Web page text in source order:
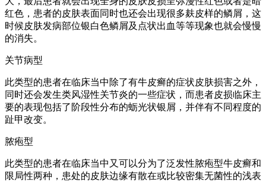
红色，患者的皮肤表面同时也还会出现很多麸皮样的鳞屑，这
时候皮肤发病部位银白色鳞屑及点状出血等等现象也就会慢慢
的消失。
关节病型
此类型的患者在临床当中除了有牛皮癣的症状皮肤损害之外，
同时还会发生类风湿性关节炎的一些症状，而患者皮损临床主
要的表现包括了阶段性分布的蛎光状银屑，并伴有不同程度的
趾甲改变。
脓疱型
此类型的患者在临床当中又可以分为了泛发性脓疱型牛皮癣和
限局性两种，患处的皮肤边缘有散在或比较密集无菌性的浅表